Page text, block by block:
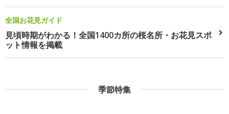
全国お花見ガイド
見頃時期がわかる！全国1400カ所の桜名所・お花見スポ
ット情報を掲載
季節特集